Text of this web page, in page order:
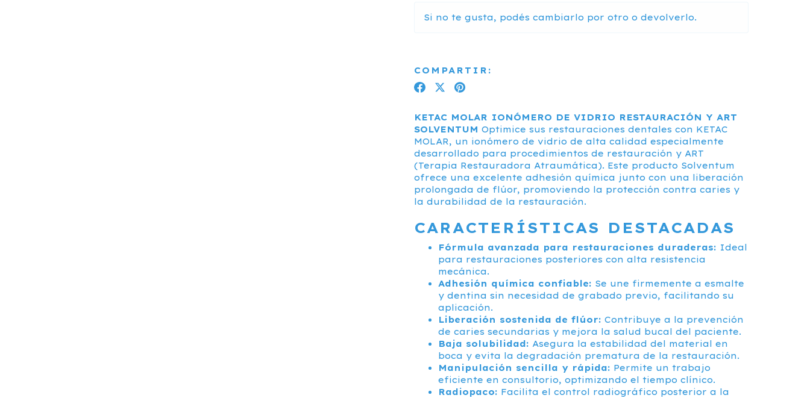
Si no te gusta, podés cambiarlo por otro o devolverlo.
COMPARTIR:
KETAC MOLAR IONÓMERO DE VIDRIO RESTAURACIÓN Y ART
SOLVENTUM Optimice sus restauraciones dentales con KETAC
MOLAR, un ionómero de vidrio de alta calidad especialmente
desarrollado para procedimientos de restauración y ART
(Terapia Restauradora Atraumática). Este producto Solventum
ofrece una excelente adhesión química junto con una liberación
prolongada de flúor, promoviendo la protección contra caries y
la durabilidad de la restauración.
CARACTERÍSTICAS DESTACADAS
Fórmula avanzada para restauraciones duraderas: Ideal
para restauraciones posteriores con alta resistencia
mecánica.
Adhesión química confiable: Se une firmemente a esmalte
y dentina sin necesidad de grabado previo, facilitando su
aplicación.
Liberación sostenida de flúor: Contribuye a la prevención
de caries secundarias y mejora la salud bucal del paciente.
Baja solubilidad: Asegura la estabilidad del material en
boca y evita la degradación prematura de la restauración.
Manipulación sencilla y rápida: Permite un trabajo
eficiente en consultorio, optimizando el tiempo clínico.
Radiopaco: Facilita el control radiográfico posterior a la